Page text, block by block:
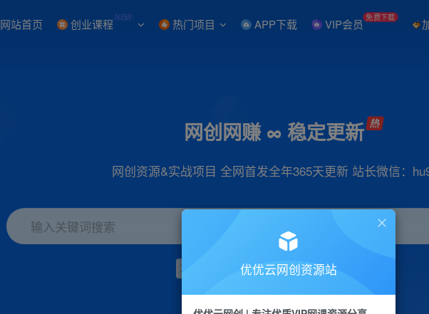
网站首页 创业课程 NEW 热门项目 APP下载 VIP会员 免费下载
网创网赚 ∞ 稳定更新
网创资源&实战项目 全网首发全年365天更新 站长微信：
输入关键词搜索
项目 引流 小红书 短视频
优优云网创资源站